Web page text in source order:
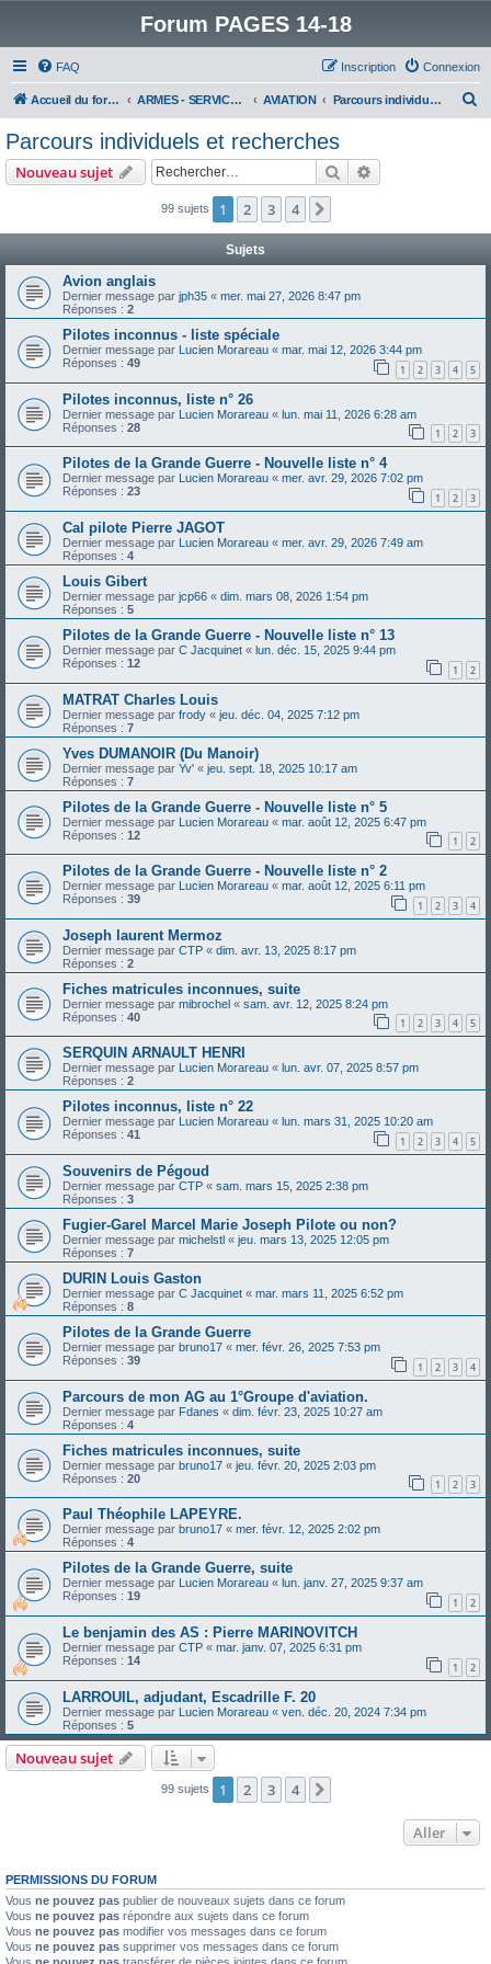
Forum PAGES 14-18
FAQ Connexion
Inscription
Accueil du forum ARMES - SERVICES - UNITES : historiques & discussions AVIATION Parcours individuels et recherches
Parcours individuels et recherches
Nouveau sujet Rechercher
99 sujets 1 2 3 4
Sujets
Avion anglais
Dernier message par jph35 « mer. mai 27, 2026 8:47 pm
Réponses : 2
Pilotes inconnus - liste spéciale
Dernier message par Lucien Morareau « mar. mai 12, 2026 3:44 pm
Réponses : 49 1 2 3 4 5
Pilotes inconnus, liste n° 26
Dernier message par Lucien Morareau « lun. mai 11, 2026 6:28 am
Réponses : 28 1 2 3
Pilotes de la Grande Guerre - Nouvelle liste n° 4
Dernier message par Lucien Morareau « mer. avr. 29, 2026 7:02 pm
Réponses : 23 1 2 3
Cal pilote Pierre JAGOT
Dernier message par Lucien Morareau « mer. avr. 29, 2026 7:49 am
Réponses : 4
Louis Gibert
Dernier message par jcp66 « dim. mars 08, 2026 1:54 pm
Réponses : 5
Pilotes de la Grande Guerre - Nouvelle liste n° 13
Dernier message par C Jacquinet « lun. déc. 15, 2025 9:44 pm
Réponses : 12 1 2
MATRAT Charles Louis
Dernier message par frody « jeu. déc. 04, 2025 7:12 pm
Réponses : 7
Yves DUMANOIR (Du Manoir)
Dernier message par Yv' « jeu. sept. 18, 2025 10:17 am
Réponses : 7
Pilotes de la Grande Guerre - Nouvelle liste n° 5
Dernier message par Lucien Morareau « mar. août 12, 2025 6:47 pm
Réponses : 12 1 2
Pilotes de la Grande Guerre - Nouvelle liste n° 2
Dernier message par Lucien Morareau « mar. août 12, 2025 6:11 pm
Réponses : 39 1 2 3 4
Joseph laurent Mermoz
Dernier message par CTP « dim. avr. 13, 2025 8:17 pm
Réponses : 2
Fiches matricules inconnues, suite
Dernier message par mibrochel « sam. avr. 12, 2025 8:24 pm
Réponses : 40 1 2 3 4 5
SERQUIN ARNAULT HENRI
Dernier message par Lucien Morareau « lun. avr. 07, 2025 8:57 pm
Réponses : 2
Pilotes inconnus, liste n° 22
Dernier message par Lucien Morareau « lun. mars 31, 2025 10:20 am
Réponses : 41 1 2 3 4 5
Souvenirs de Pégoud
Dernier message par CTP « sam. mars 15, 2025 2:38 pm
Réponses : 3
Fugier-Garel Marcel Marie Joseph Pilote ou non?
Dernier message par michelstl « jeu. mars 13, 2025 12:05 pm
Réponses : 7
DURIN Louis Gaston
Dernier message par C Jacquinet « mar. mars 11, 2025 6:52 pm
Réponses : 8
Pilotes de la Grande Guerre
Dernier message par bruno17 « mer. févr. 26, 2025 7:53 pm
Réponses : 39 1 2 3 4
Parcours de mon AG au 1°Groupe d'aviation.
Dernier message par Fdanes « dim. févr. 23, 2025 10:27 am
Réponses : 4
Fiches matricules inconnues, suite
Dernier message par bruno17 « jeu. févr. 20, 2025 2:03 pm
Réponses : 20 1 2 3
Paul Théophile LAPEYRE.
Dernier message par bruno17 « mer. févr. 12, 2025 2:02 pm
Réponses : 4
Pilotes de la Grande Guerre, suite
Dernier message par Lucien Morareau « lun. janv. 27, 2025 9:37 am
Réponses : 19 1 2
Le benjamin des AS : Pierre MARINOVITCH
Dernier message par CTP « mar. janv. 07, 2025 6:31 pm
Réponses : 14 1 2
LARROUIL, adjudant, Escadrille F. 20
Dernier message par Lucien Morareau « ven. déc. 20, 2024 7:34 pm
Réponses : 5
Nouveau sujet
99 sujets 1 2 3 4
Aller
PERMISSIONS DU FORUM
Vous ne pouvez pas publier de nouveaux sujets dans ce forum
Vous ne pouvez pas répondre aux sujets dans ce forum
Vous ne pouvez pas modifier vos messages dans ce forum
Vous ne pouvez pas supprimer vos messages dans ce forum